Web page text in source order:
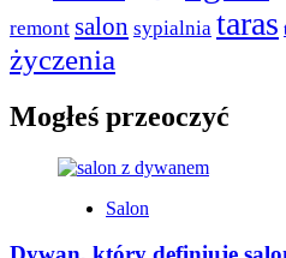
remont salon sypialnia taras
życzenia
Mogłeś przeoczyć
Salon